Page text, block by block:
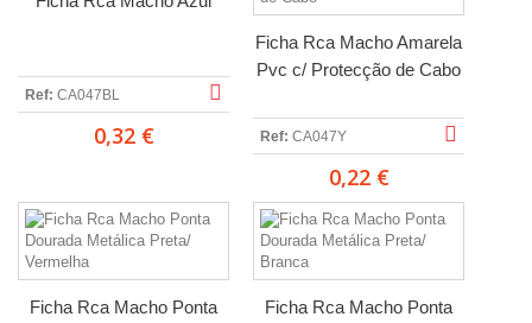
Ref: CA047BL
0,32 €
Ficha Rca Macho Amarela
Pvc c/ Protecção de Cabo
Ref: CA047Y
0,22 €
Ficha Rca Macho Ponta
Ficha Rca Macho Ponta